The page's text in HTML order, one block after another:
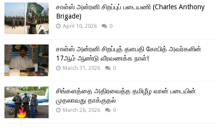
சாள்ஸ் அன்ரனி சிறப்புப் படையணி (Charles Anthony
Brigade)
April 10, 2026 0
சாள்ஸ் அன்ரனி சிறப்புத் தளபதி கோபித் அவர்களின்
17ஆம் ஆண்டு வீரவணக்க நாள்!
March 31, 2026 0
சிங்களத்தை அதிரவைத்த தமிழீழ வான் படையின்
முதலாவது தாக்குதல்
March 26, 2026 0